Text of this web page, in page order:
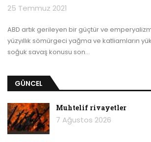
25 Temmuz 2021
ABD artık gerileyen bir güçtür ve
yüzyıllık sömürgeci yağma ve katliamların
soğuk savaş konusu son…
GÜNCEL
Muhtelif rivayetler
7 Ağustos 2026